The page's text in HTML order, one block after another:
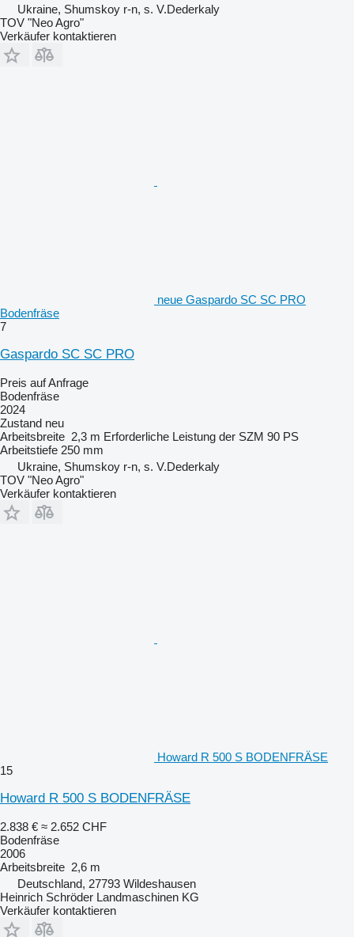
Ukraine, Shumskoy r-n, s. V.Dederkaly
TOV "Neo Agro"
Verkäufer kontaktieren
neue Gaspardo SC SC PRO
Bodenfräse
7
Gaspardo SC SC PRO
Preis auf Anfrage
Bodenfräse
2024
Zustand neu
Arbeitsbreite 2,3 m Erforderliche Leistung der SZM 90 PS
Arbeitstiefe 250 mm
Ukraine, Shumskoy r-n, s. V.Dederkaly
TOV "Neo Agro"
Verkäufer kontaktieren
Howard R 500 S BODENFRÄSE
15
Howard R 500 S BODENFRÄSE
2.838 € ≈ 2.652 CHF
Bodenfräse
2006
Arbeitsbreite 2,6 m
Deutschland, 27793 Wildeshausen
Heinrich Schröder Landmaschinen KG
Verkäufer kontaktieren